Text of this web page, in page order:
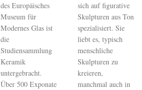
des Europäisches
Museum für
Modernes Glas ist
die
Studiensammlung
Keramik
untergebracht.
Über 500 Exponate
sich auf figurative
Skulpturen aus Ton
spezialisiert. Sie
liebt es, typisch
menschliche
Skulpturen zu
kreieren,
manchmal auch in